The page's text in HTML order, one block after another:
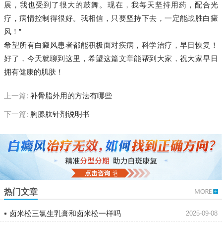
展，我也受到了很大的鼓舞。现在，我每天坚持用药，配合光
疗，病情控制得很好。我相信，只要坚持下去，一定能战胜白癜
风！”
希望所有白癜风患者都能积极面对疾病，科学治疗，早日恢复！
好了，今天就聊到这里，希望这篇文章能帮到大家，祝大家早日
拥有健康的肌肤！
上一篇:补骨脂外用的方法有哪些
下一篇: 胸腺肽针剂说明书
热门文章
卤米松三氯生乳膏和卤米松一样吗 2025-09-08